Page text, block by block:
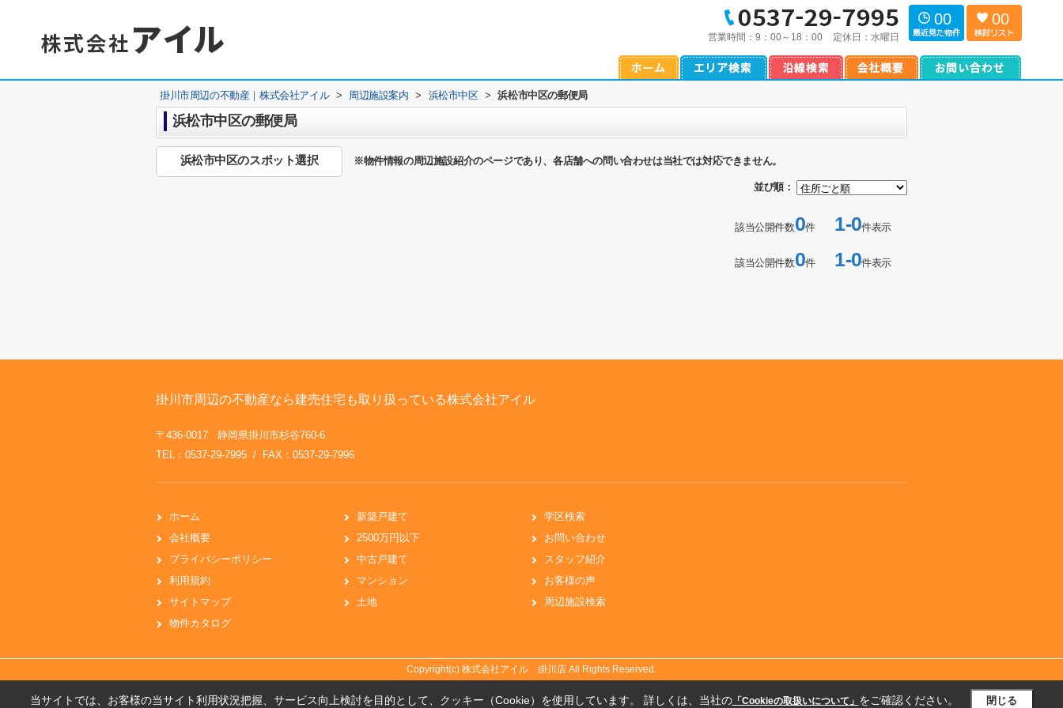
営業時間： 9：00～18：00 定休日： 水曜日
00 00
掛川市周辺の不動産｜株式会社アイル > 周辺施設案内 > 浜松市中区 > 浜松市中区の郵便局
浜松市中区の郵便局
※物件情報の周辺施設紹介のページであり、各店舗への問い合わせは当社では対応できません。
並び順：
該当公開件数0件1-0件表示
該当公開件数0件1-0件表示
浜松市中区のスポット選択
掛川市周辺の不動産なら建売住宅も取り扱っている株式会社アイル
〒436-0017 静岡県掛川市杉谷760-6
TEL：0537-29-7995 / FAX：0537-29-7996
ホーム
会社概要
プライバシーポリシー
利用規約
サイトマップ
物件カタログ
新築戸建て
2500万円以下
中古戸建て
マンション
土地
学区検索
お問い合わせ
スタッフ紹介
お客様の声
周辺施設検索
Copyright(c) 株式会社アイル 掛川店 All Rights Reserved.
当サイトでは、お客様の当サイト利用状況把握、サービス向上検討を目的として、クッキー（Cookie）を使用しています。 詳しくは、当社の「Cookieの取扱いについて」 をご確認ください。 閉じる